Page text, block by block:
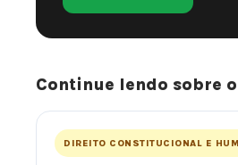
Continue lendo sobre
DIREITO CONSTITUCIONAL E